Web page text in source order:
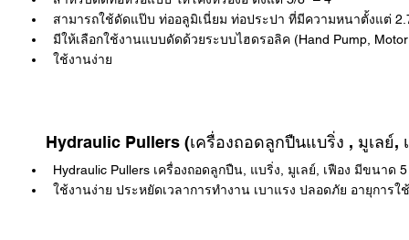
สามารถใช้ดัดแป๊บ ท่ออลูมิเนี่ยม ท่อประปา ที่มีความหนาตั้งแต่
มีให้เลือกใช้งานแบบดัดด้วยระบบไฮดรอลิค (Hand Pump,
ใช้งานง่าย
Hydraulic Pullers (เครื่องถอดลูกปืนแบริ่ง , มูเลย์,
Hydraulic Pullers เครื่องถอดลูกปืน, แบริ่ง, มูเลย์, เฟือง มีขนาด 5
ใช้งานง่าย ประหยัดเวลาการทำงาน เบาแรง ปลอดภัย อายุการ